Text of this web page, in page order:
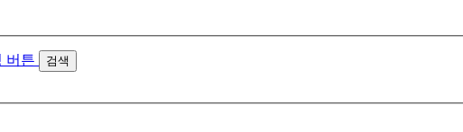
검색